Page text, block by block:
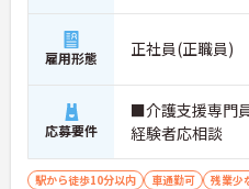
雇用形態 正社員(正職員)
応募要件
■介護支援専門
経験者応相談
駅から徒歩10分以内 車通勤可 残業少